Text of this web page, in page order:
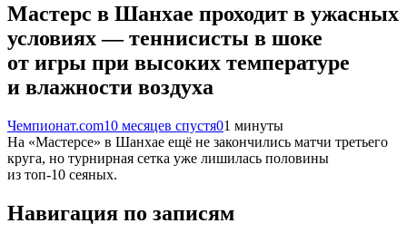
Мастерс в Шанхае проходит в ужасных
условиях — теннисисты в шоке
от игры при высоких температуре
и влажности воздуха
Чемпионат.com10 месяцев спустя01 минуты
На «Мастерсе» в Шанхае ещё не закончились матчи третьего
круга, но турнирная сетка уже лишилась половины
из топ-10 сеяных.
Навигация по записям